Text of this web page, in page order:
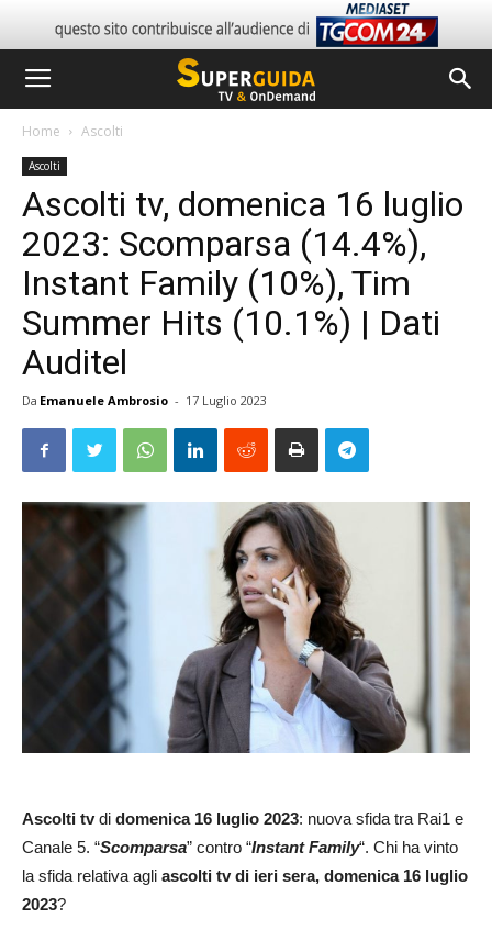
Home Ascolti
Ascolti
Ascolti tv, domenica 16 luglio
2023: Scomparsa (14.4%),
Instant Family (10%), Tim
Summer Hits (10.1%) | Dati
Auditel
Da Emanuele Ambrosio - 17 Luglio 2023
Ascolti tvdi domenica 16 luglio 2023: nuova sfida tra Rai1 e
Canale 5. “Scomparsa” contro “Instant Family“. Chi ha vinto
la sfida relativa agli ascolti tv di ieri sera, domenica 16 luglio
2023?